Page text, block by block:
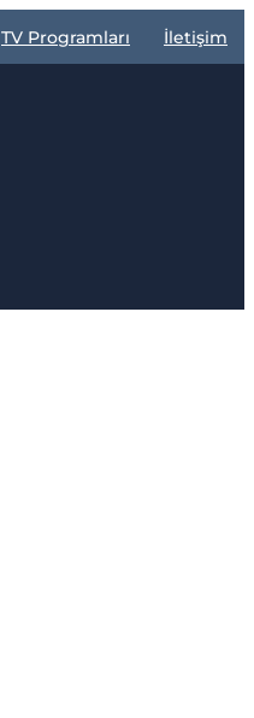
TV Programları İletişim